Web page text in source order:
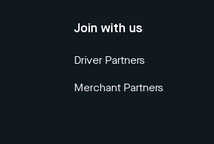
Join with us
Driver Partners
Merchant Partners